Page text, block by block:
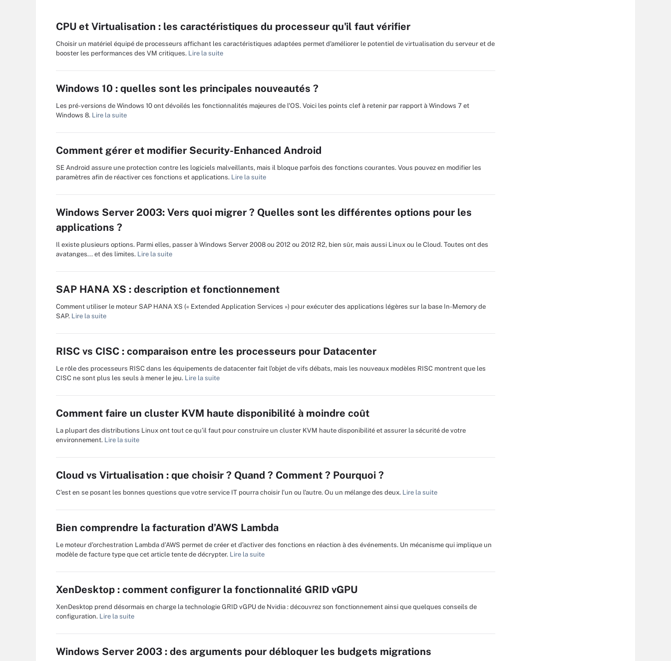
CPU et Virtualisation : les caractéristiques du processeur qu'il faut vérifier
Choisir un matériel équipé de processeurs affichant les caractéristiques adaptées permet d'améliorer le potentiel de virtualisation du serveur et de
booster les performances des VM critiques. Lire la suite
Windows 10 : quelles sont les principales nouveautés ?
Les pré-versions de Windows 10 ont dévoilés les fonctionnalités majeures de l'OS. Voici les points clef à retenir par rapport à Windows 7 et
Windows 8. Lire la suite
Comment gérer et modifier Security-Enhanced Android
SE Android assure une protection contre les logiciels malveillants, mais il bloque parfois des fonctions courantes. Vous pouvez en modifier les
paramètres afin de réactiver ces fonctions et applications. Lire la suite
Windows Server 2003: Vers quoi migrer ? Quelles sont les différentes options pour les
applications ?
Il existe plusieurs options. Parmi elles, passer à Windows Server 2008 ou 2012 ou 2012 R2, bien sûr, mais aussi Linux ou le Cloud. Toutes ont des
avatanges... et des limites. Lire la suite
SAP HANA XS : description et fonctionnement
Comment utiliser le moteur SAP HANA XS (« Extended Application Services ») pour exécuter des applications légères sur la base In-Memory de
SAP. Lire la suite
RISC vs CISC : comparaison entre les processeurs pour Datacenter
Le rôle des processeurs RISC dans les équipements de datacenter fait l'objet de vifs débats, mais les nouveaux modèles RISC montrent que les
CISC ne sont plus les seuls à mener le jeu. Lire la suite
Comment faire un cluster KVM haute disponibilité à moindre coût
La plupart des distributions Linux ont tout ce qu’il faut pour construire un cluster KVM haute disponibilité et assurer la sécurité de votre
environnement. Lire la suite
Cloud vs Virtualisation : que choisir ? Quand ? Comment ? Pourquoi ?
C’est en se posant les bonnes questions que votre service IT pourra choisir l'un ou l'autre. Ou un mélange des deux. Lire la suite
Bien comprendre la facturation d’AWS Lambda
Le moteur d’orchestration Lambda d’AWS permet de créer et d’activer des fonctions en réaction à des événements. Un mécanisme qui implique un
modèle de facture type que cet article tente de décrypter. Lire la suite
XenDesktop : comment configurer la fonctionnalité GRID vGPU
XenDesktop prend désormais en charge la technologie GRID vGPU de Nvidia : découvrez son fonctionnement ainsi que quelques conseils de
configuration. Lire la suite
Windows Server 2003 : des arguments pour débloquer les budgets migrations